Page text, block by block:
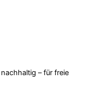
– für freie